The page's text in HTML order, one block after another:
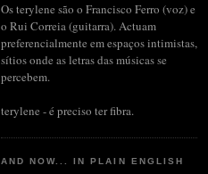
Os terylene são o Francisco Ferro (voz) e
o Rui Correia (guitarra). Actuam
preferencialmente em espaços intimistas,
sítios onde as letras das músicas se
percebem.
terylene - é preciso ter fibra.
AND NOW... IN PLAIN ENGLISH